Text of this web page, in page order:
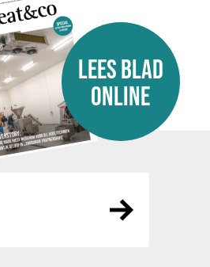
LEES BLAD
ONLINE